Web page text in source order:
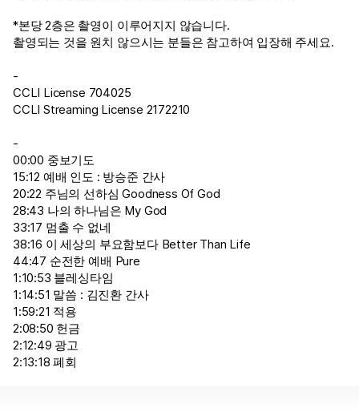
*본당 2층은 촬영이 이루어지지 않습니다.
촬영되는 것을 원치 않으시는 분들은 참고하여 입장해 주세요.
-
CCLI License 704025
CCLI Streaming License 2172210
-
00:00 중보기도
15:12 예배 인도 : 방승준 간사
20:22 주님의 선하심 Goodness Of God
28:43 나의 하나님은 My God
33:17 멈출 수 없네
38:16 이 세상의 부요함보다 Better Than Life
44:47 순전한 예배 Pure
1:10:53 블레싱타임
1:14:51 말씀 : 김진환 간사
1:59:21 적용
2:08:50 헌금
2:12:49 광고
2:13:18 폐회